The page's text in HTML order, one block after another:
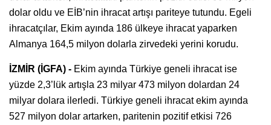
dolar oldu ve EİB’nin ihracat artışı pariteye tutundu. Egeli
ihracatçılar, Ekim ayında 186 ülkeye ihracat yaparken
Almanya 164,5 milyon dolarla zirvedeki yerini korudu.
İZMİR (İGFA) - Ekim ayında Türkiye geneli ihracat ise
yüzde 2,3’lük artışla 23 milyar 473 milyon dolardan 24
milyar dolara ilerledi. Türkiye geneli ihracat ekim ayında
527 milyon dolar artarken, paritenin pozitif etkisi 726